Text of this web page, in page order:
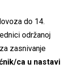
do 14.
održanoj
za zasnivanje
ca u nastavi